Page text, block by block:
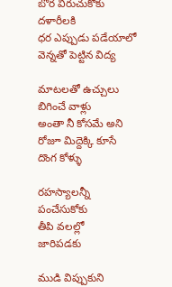
బోర విరుచుకోకు
దళారీలకి
ధర ఎప్పుడు పడేయాలో
వెన్నతో పెట్టిన విద్య
మాటలతో ఉచ్చులు
బిగించే వాళ్లు
అంతా నీ కోసమే అని
రోజూ మిద్దెక్కి కూసే
దొంగ కోళ్ళు
రహస్యాలన్నీ
పంచేసుకోకు
తీపి వలల్లో
జారిపడకు
ముడి విప్పుకుని